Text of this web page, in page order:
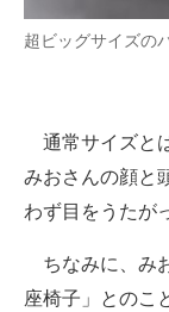
超ビッグサイズの
通常サイズと
みおさんの顔と
わず目をうたが
ちなみに、み
座椅子」とのこ